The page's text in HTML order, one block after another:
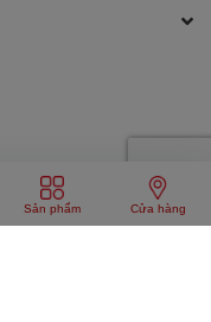
Sản phẩm Cửa hàng